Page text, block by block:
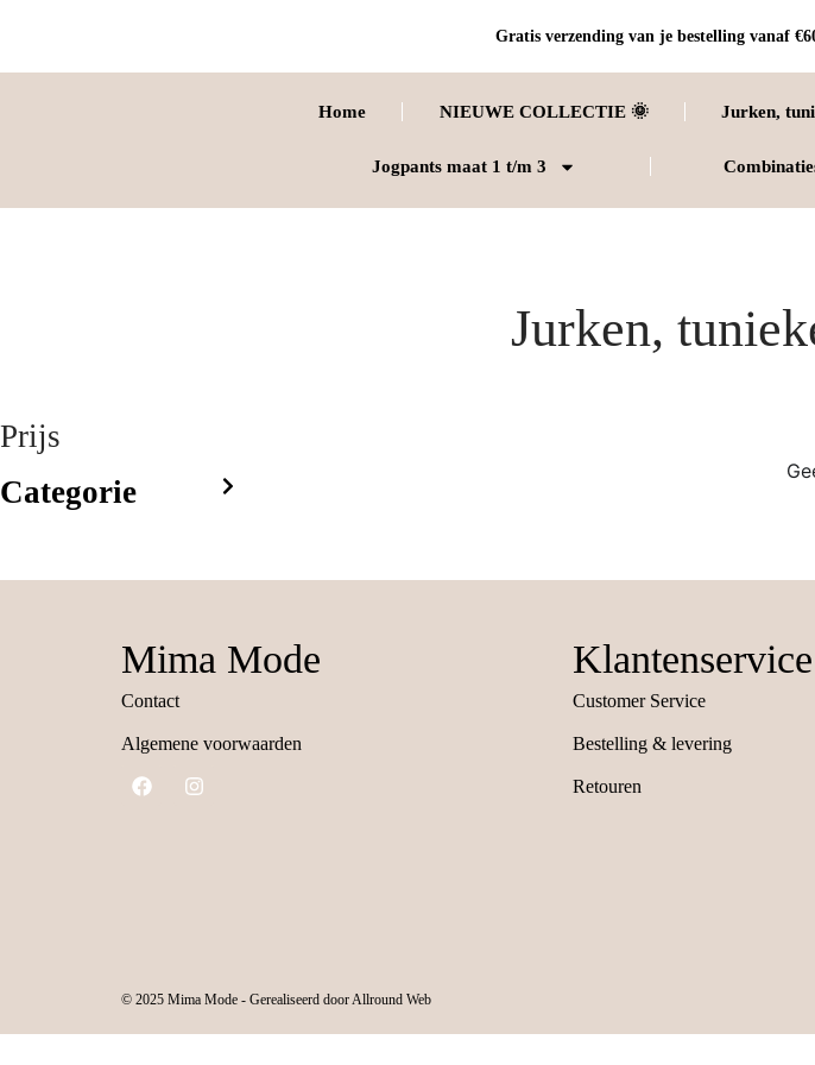
Gratis verzending van je bestelling vanaf
Home NIEUWE COLLECTIE 🌞 Jurken,
Jogpants maat 1 t/m 3
Jurken,
Prijs
Categorie
Mima Mode
Contact
Algemene voorwaarden
Klantenservice
Customer Service
Bestelling & levering
Retouren
© 2025 Mima Mode - Gerealiseerd door Allround Web